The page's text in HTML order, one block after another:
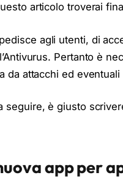
articolo troverai
agli utenti, di
Pertanto è
da attacchi ed eventuali
seguire, è giusto
app per